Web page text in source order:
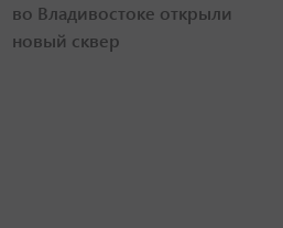
во Владивостоке открыли
новый сквер